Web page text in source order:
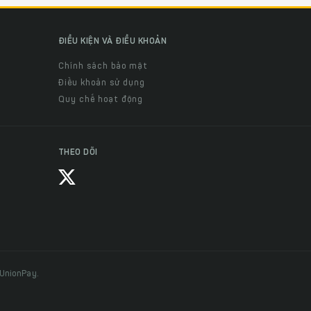
ĐIỀU KIỆN VÀ ĐIỀU KHOẢN
Chính sách bảo mật
Điều khoản sử dụng
Quy chế hoạt động
THEO DÕI